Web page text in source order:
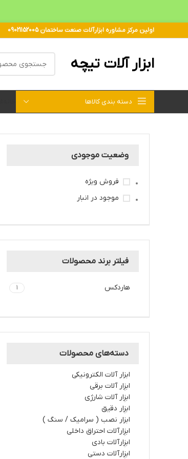
اولین مرکز مشاوره ابزارآلات صنعت ساختمان 09021152005
ابزار آلات تیچه
دسته بندی کالاها
وضعیت موجودی
فروش ویژه
موجود در انبار
فیلتر برند محصولات
هاردکس 1
دسته‌های محصولات
ابزار آلات الکترونیکی
ابزار آلات برقي
ابزار آلات شارژي
ابزار دقیق
ابزار نصب ( سرامیک / سنگ )
ابزارآلات احتراق داخلي
ابزارآلات بادی
ابزارآلات دستي